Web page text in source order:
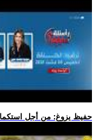
.. حفيظ يزوغ: من أجل